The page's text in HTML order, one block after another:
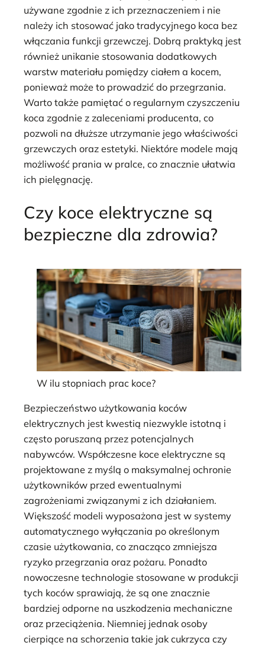
używane zgodnie z ich przeznaczeniem i nie
należy ich stosować jako tradycyjnego koca bez
włączania funkcji grzewczej. Dobrą praktyką jest
również unikanie stosowania dodatkowych
warstw materiału pomiędzy ciałem a kocem,
ponieważ może to prowadzić do przegrzania.
Warto także pamiętać o regularnym czyszczeniu
koca zgodnie z zaleceniami producenta, co
pozwoli na dłuższe utrzymanie jego właściwości
grzewczych oraz estetyki. Niektóre modele mają
możliwość prania w pralce, co znacznie ułatwia
ich pielęgnację.
Czy koce elektryczne są
bezpieczne dla zdrowia?
W ilu stopniach prac koce?
Bezpieczeństwo użytkowania koców
elektrycznych jest kwestią niezwykle istotną i
często poruszaną przez potencjalnych
nabywców. Współczesne koce elektryczne są
projektowane z myślą o maksymalnej ochronie
użytkowników przed ewentualnymi
zagrożeniami związanymi z ich działaniem.
Większość modeli wyposażona jest w systemy
automatycznego wyłączania po określonym
czasie użytkowania, co znacząco zmniejsza
ryzyko przegrzania oraz pożaru. Ponadto
nowoczesne technologie stosowane w produkcji
tych koców sprawiają, że są one znacznie
bardziej odporne na uszkodzenia mechaniczne
oraz przeciążenia. Niemniej jednak osoby
cierpiące na schorzenia takie jak cukrzyca czy